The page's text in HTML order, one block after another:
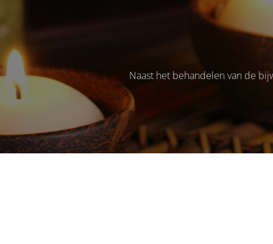
Naast het behandelen van de